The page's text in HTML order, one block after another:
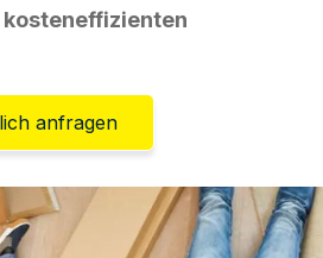
anfragen